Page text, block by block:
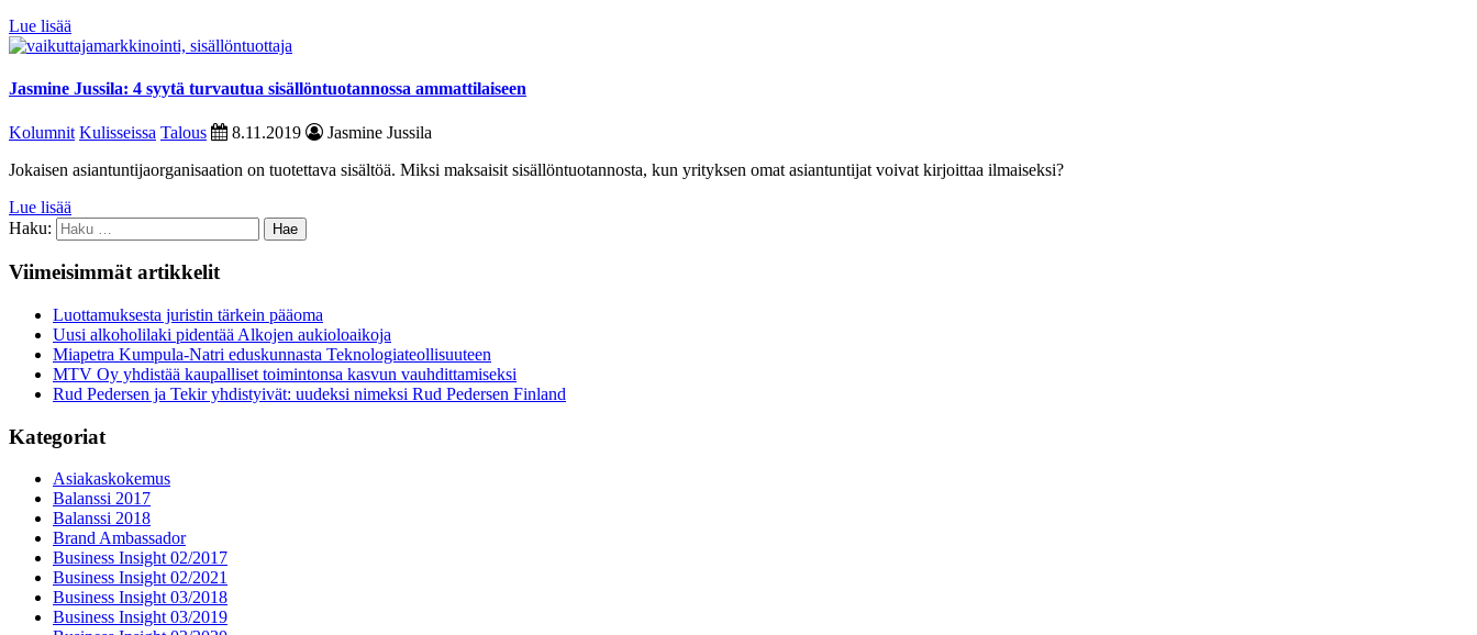
Lue lisää
Jasmine Jussila: 4 syytä turvautua sisällöntuotannossa ammattilaiseen
Kolumnit Kulisseissa Talous 8.11.2019
Jasmine Jussila
Jokaisen asiantuntijaorganisaation on tuotettava sisältöä. Miksi maksaisit sisällöntuotannosta, kun yrityksen omat asiantuntijat voivat kirjoittaa ilmaiseksi?
Lue lisää
Haku:
Viimeisimmät artikkelit
Luottamuksesta juristin tärkein pääoma
Uusi alkoholilaki pidentää Alkojen aukioloaikoja
Miapetra Kumpula-Natri eduskunnasta Teknologiateollisuuteen
MTV Oy yhdistää kaupalliset toimintonsa kasvun vauhdittamiseksi
Rud Pedersen ja Tekir yhdistyivät: uudeksi nimeksi Rud Pedersen Finland
Kategoriat
Asiakaskokemus
Balanssi 2017
Balanssi 2018
Brand Ambassador
Business Insight 02/2017
Business Insight 02/2021
Business Insight 03/2018
Business Insight 03/2019